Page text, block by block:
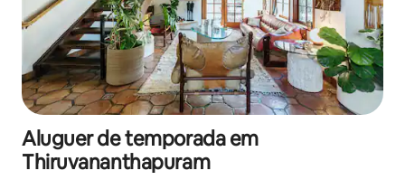
Aluguer de temporada em
Thiruvananthapuram